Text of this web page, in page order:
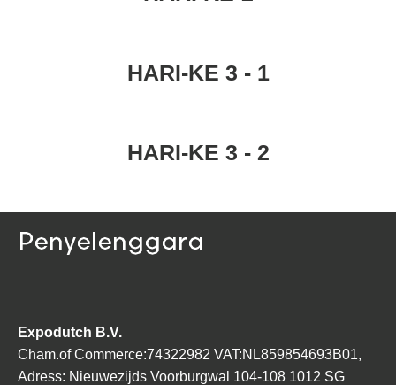
HARI-KE 3 - 1
HARI-KE 3 - 2
Penyelenggara
Expodutch B.V.
Cham.of Commerce:74322982 VAT:NL859854693B01,
Adress: Nieuwezijds Voorburgwal 104-108 1012 SG